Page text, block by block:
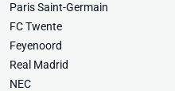
Paris Saint-Germain
FC Twente
Feyenoord
Real Madrid
NEC